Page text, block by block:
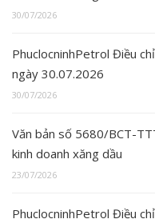
30/07/2026
PhuclocninhPetrol Điều
ngày 30.07.2026
30/07/2026
Văn bản số 5680/BCT-
kinh doanh xăng dầu
23/07/2026
PhuclocninhPetrol Điều